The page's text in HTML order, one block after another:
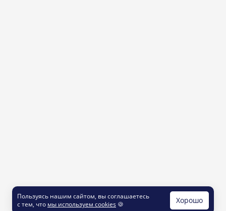
Пользуясь нашим сайтом, вы соглашаетесь
с тем, что мы используем cookies 🍪 Хорошо